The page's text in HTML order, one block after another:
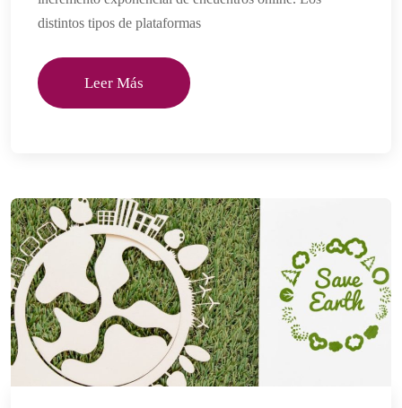
distintos tipos de plataformas
Leer Más